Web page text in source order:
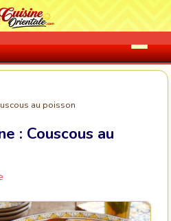
au poisson
: Couscous au